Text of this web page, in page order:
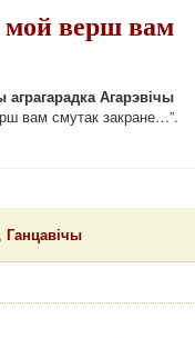
мой верш вам
аграгарадка Агарэвічы
вам смутак закране…”.
,Ганцавічы